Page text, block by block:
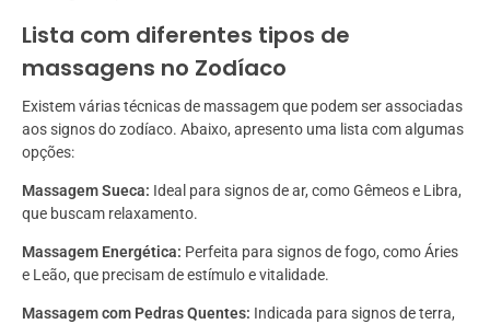
Lista com diferentes tipos de
massagens no Zodíaco
Existem várias técnicas de massagem que podem ser associadas
aos signos do zodíaco. Abaixo, apresento uma lista com algumas
opções:
Massagem Sueca: Ideal para signos de ar, como Gêmeos e Libra,
que buscam relaxamento.
Massagem Energética: Perfeita para signos de fogo, como Áries
e Leão, que precisam de estímulo e vitalidade.
Massagem com Pedras Quentes: Indicada para signos de terra,